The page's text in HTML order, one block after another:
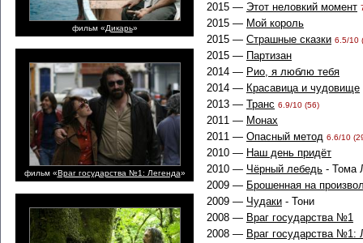
фильм «Дикарь»
фильм «Враг государства №1: Легенда»
2015 — Этот неловкий момент
2015 — Мой король
2015 — Страшные сказки 6.5/10
2015 — Партизан
2014 — Рио, я люблю тебя
2014 — Красавица и чудовище
2013 — Транс 6.9/10 (56)
2011 — Монах
2011 — Опасный метод 6.6/10
2010 — Наш день придёт
2010 — Чёрный лебедь - Тома
2009 — Брошенная на
2009 — Чудаки - Тони
2008 — Враг государства №1
2008 — Враг государства №1: